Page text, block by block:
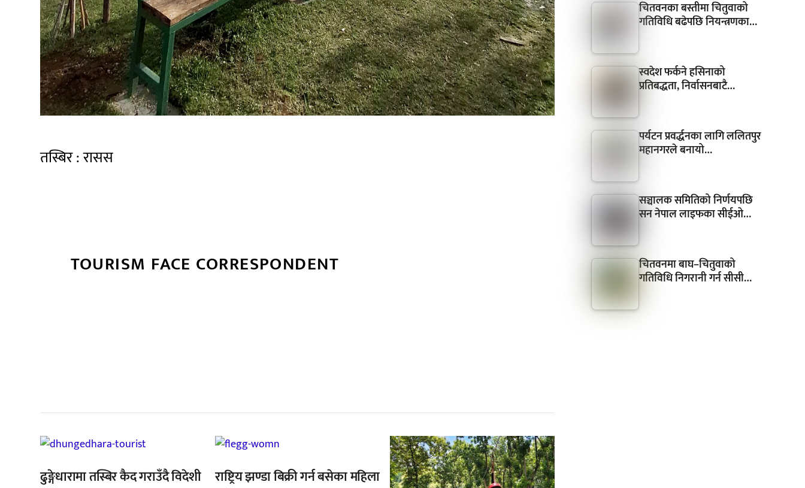
तस्बिर : रासस
TOURISM FACE CORRESPONDENT
ढुङ्गेधारामा तस्बिर कैद गराउँदै विदेशी
राष्ट्रिय झण्डा बिक्री गर्न बसेका महिला
चितवनका बस्तीमा चितुवाको
गतिविधि बढेपछि नियन्त्रणका…
स्वदेश फर्कने हसिनाको
प्रतिबद्धता, निर्वासनबाटै…
पर्यटन प्रवर्द्धनका लागि ललितपुर
महानगरले बनायो…
सञ्चालक समितिको निर्णयपछि
सन नेपाल लाइफका सीईओ…
चितवनमा बाघ–चितुवाको
गतिविधि निगरानी गर्न सीसी…